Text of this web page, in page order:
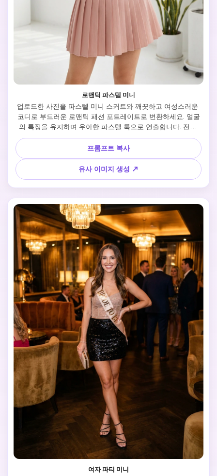
로맨틱 파스텔 미니
업로드한 사진을 파스텔 미니 스커트와 깨끗하고 여성스러운
코디로 부드러운 로맨틱 패션 포트레이트로 변환하세요. 얼굴
의 특징을 유지하며 우아한 파스텔 룩으로 연출합니다. 전신
포즈, 허리 라인 강조, 밝은 니트 또는 블라우스, 부드러운 핑크
색조, 리얼 원단 질감, 섬세한 악세사리, 확산 자연광. 밝고 미
니멀 인테리어에서 촬영하세요. 결과물은 부드럽고 에디토리
얼하며 핀터레스트와 인스타그램에서 저장하고 싶은 스타일입
니다.
프롬프트 복사
유사 이미지 생성 ↗
여자 파티 미니